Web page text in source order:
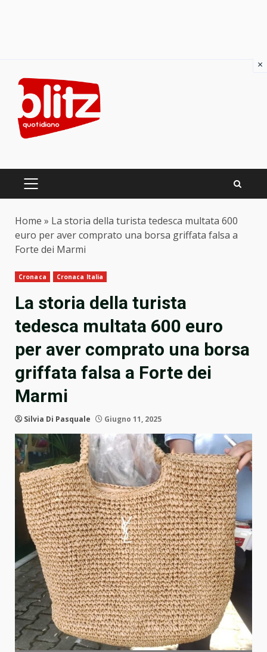
content
PRIMARY
Home » La storia della turista tedesca multata 600
euro per aver comprato una borsa griffata falsa a
Forte dei Marmi
Cronaca Cronaca Italia
La storia della turista
tedesca multata 600 euro
per aver comprato una borsa
griffata falsa a Forte dei
Marmi
Silvia Di Pasquale Giugno 11, 2025
×